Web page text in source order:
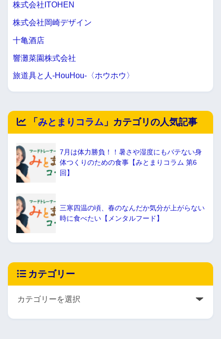
株式会社ITOHEN
株式会社岡崎デザイン
十亀酒店
響灘菜園株式会社
旅道具と人-HouHou-〈ホウホウ〉
「 みとまりコラム 」カテゴリの人気記事
7月は体力勝負！！暑さや湿度にもバテない身
体つくりのための食事【みとまりコラム 第6
回】
三寒四温の頃、春のなんだか気分が上がらない
時に食べたい【メンタルフード】
カテゴリー